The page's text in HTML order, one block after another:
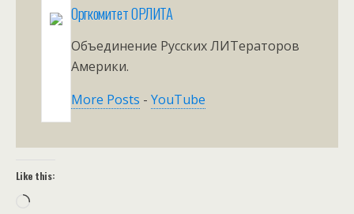
Оргкомитет ОРЛИТА
Объединение Русских ЛИТераторов
Америки.
More Posts - YouTube
Like this:
Loading…